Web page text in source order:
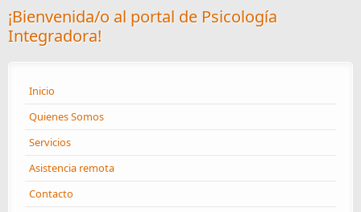
¡Bienvenida/o al portal de Psicología
Integradora!
Inicio
Quienes Somos
Servicios
Asistencia remota
Contacto